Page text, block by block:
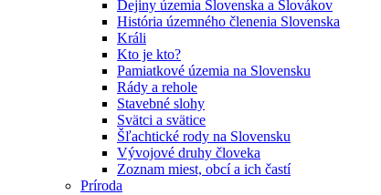
Dejiny územia Slovenska a Slovákov
História územného členenia Slovenska
Králi
Kto je kto?
Pamiatkové územia na Slovensku
Rády a rehole
Stavebné slohy
Svätci a svätice
Šľachtické rody na Slovensku
Vývojové druhy človeka
Zoznam miest, obcí a ich častí
Príroda